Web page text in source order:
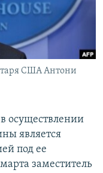
США Антони
осуществлении
является
под ее
заместитель